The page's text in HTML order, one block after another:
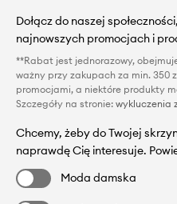
Dołącz do naszej
najnowszych promocjach i
**Rabat jest jednorazowy,
ważny przy zakupach za min. 350
promocjami, a niektóre produkty
Szczegóły na stronie: wykluczenia
Chcemy, żeby do Twojej
naprawdę Cię interesuje.
Moda damska